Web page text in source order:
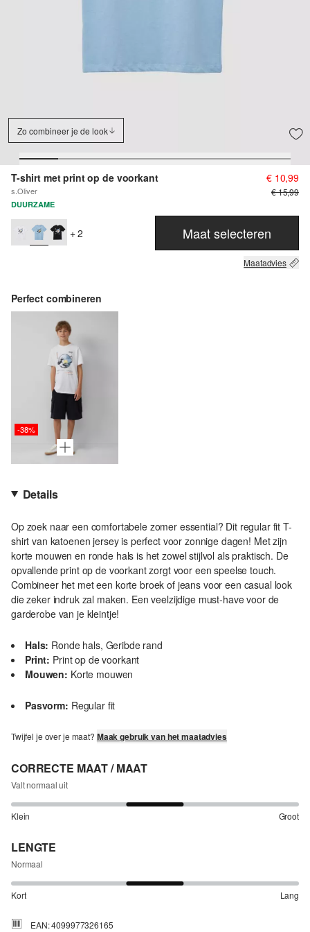
Zo combineer je de look
T-shirt met print op de voorkant
s.Oliver
€ 10,99
€ 15,99
DUURZAME
+ 2 Maat selecteren
Maatadvies
Perfect combineren
-38%
Details
Op zoek naar een comfortabele zomer essential? Dit regular fit T-
shirt van katoenen jersey is perfect voor zonnige dagen! Met zijn
korte mouwen en ronde hals is het zowel stijlvol als praktisch. De
opvallende print op de voorkant zorgt voor een speelse touch.
Combineer het met een korte broek of jeans voor een casual look
die zeker indruk zal maken. Een veelzijdige must-have voor de
garderobe van je kleintje!
Hals: Ronde hals, Geribde rand
Print: Print op de voorkant
Mouwen: Korte mouwen
Pasvorm: Regular fit
Twijfel je over je maat? Maak gebruik van het maatadvies
CORRECTE MAAT / MAAT
Valt normaal uit
Klein Groot
LENGTE
Normaal
Kort Lang
EAN: 4099977326165